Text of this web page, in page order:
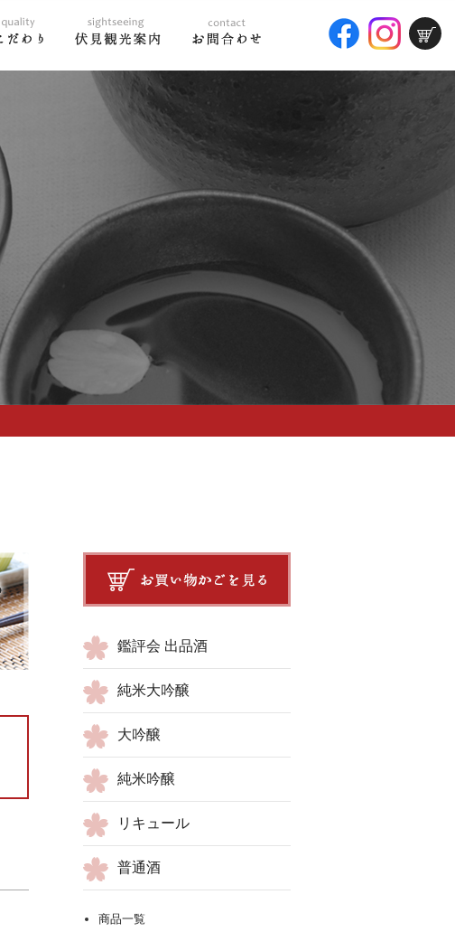
鑑評会 出品酒
純米大吟醸
大吟醸
純米吟醸
リキュール
普通酒
商品一覧